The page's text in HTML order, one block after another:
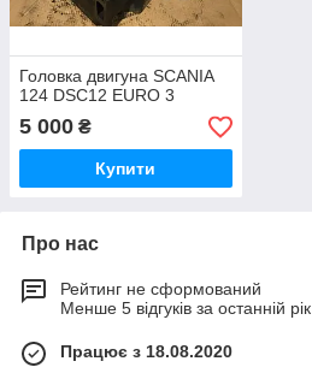
Головка двигуна SCANIA
124 DSC12 EURO 3
5 000 ₴
Купити
Про нас
Рейтинг не сформований
Менше 5 відгуків за останній рік
Працює з 18.08.2020